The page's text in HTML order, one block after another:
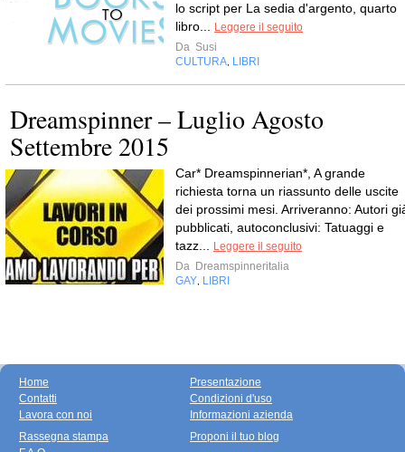
lo script per La sedia d'argento, quarto
libro...
Leggere il seguito
Da Susi
CULTURA LIBRI
Dreamspinner – Luglio Agosto
Settembre 2015
Car* Dreamspinnerian*, A grande
richiesta torna un riassunto delle uscite
dei prossimi mesi. Arriveranno: Autori
pubblicati, autoconclusivi: Tatuaggi e
tazz...
Leggere il seguito
Da Dreamspinneritalia
GAY LIBRI
Home
Contatti
Lavora con noi
Presentazione
Condizioni d'uso
Informazioni azienda
Rassegna stampa
Proponi il tuo blog